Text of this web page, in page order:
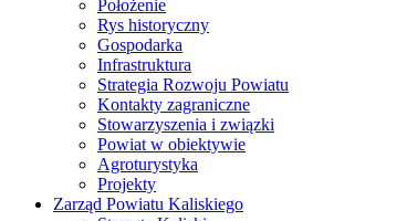
Położenie
Rys historyczny
Gospodarka
Infrastruktura
Strategia Rozwoju Powiatu
Kontakty zagraniczne
Stowarzyszenia i związki
Powiat w obiektywie
Agroturystyka
Projekty
Zarząd Powiatu Kaliskiego